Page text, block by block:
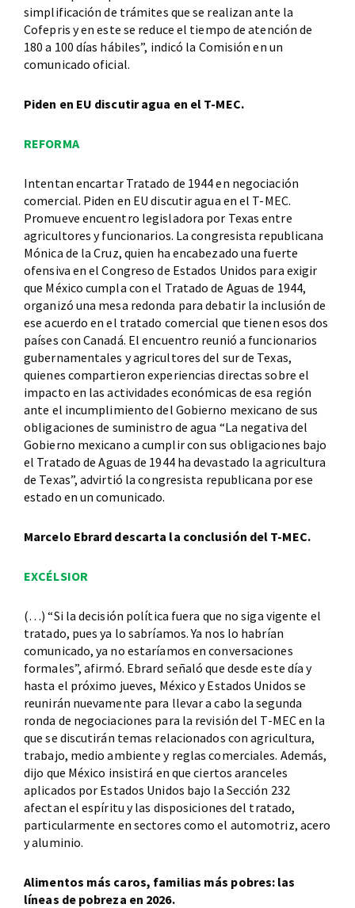
simplificación de trámites que se realizan ante la
Cofepris y en este se reduce el tiempo de atención de
180 a 100 días hábiles”, indicó la Comisión en un
comunicado oficial.
Piden en EU discutir agua en el T-MEC.
REFORMA
Intentan encartar Tratado de 1944 en negociación
comercial. Piden en EU discutir agua en el T-MEC.
Promueve encuentro legisladora por Texas entre
agricultores y funcionarios. La congresista republicana
Mónica de la Cruz, quien ha encabezado una fuerte
ofensiva en el Congreso de Estados Unidos para exigir
que México cumpla con el Tratado de Aguas de 1944,
organizó una mesa redonda para debatir la inclusión de
ese acuerdo en el tratado comercial que tienen esos dos
países con Canadá. El encuentro reunió a funcionarios
gubernamentales y agricultores del sur de Texas,
quienes compartieron experiencias directas sobre el
impacto en las actividades económicas de esa región
ante el incumplimiento del Gobierno mexicano de sus
obligaciones de suministro de agua “La negativa del
Gobierno mexicano a cumplir con sus obligaciones bajo
el Tratado de Aguas de 1944 ha devastado la agricultura
de Texas”, advirtió la congresista republicana por ese
estado en un comunicado.
Marcelo Ebrard descarta la conclusión del T-MEC.
EXCÉLSIOR
(…) “Si la decisión política fuera que no siga vigente el
tratado, pues ya lo sabríamos. Ya nos lo habrían
comunicado, ya no estaríamos en conversaciones
formales”, afirmó. Ebrard señaló que desde este día y
hasta el próximo jueves, México y Estados Unidos se
reunirán nuevamente para llevar a cabo la segunda
ronda de negociaciones para la revisión del T-MEC en la
que se discutirán temas relacionados con agricultura,
trabajo, medio ambiente y reglas comerciales. Además,
dijo que México insistirá en que ciertos aranceles
aplicados por Estados Unidos bajo la Sección 232
afectan el espíritu y las disposiciones del tratado,
particularmente en sectores como el automotriz, acero
y aluminio.
Alimentos más caros, familias más pobres: las
líneas de pobreza en 2026.